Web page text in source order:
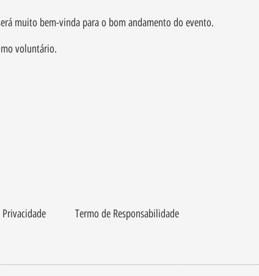
muito bem-vinda para o bom andamento do evento.
voluntário.
Termo de Responsabilidade